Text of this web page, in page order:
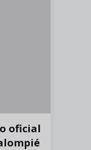
oficial